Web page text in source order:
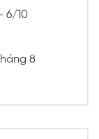
8
6/10